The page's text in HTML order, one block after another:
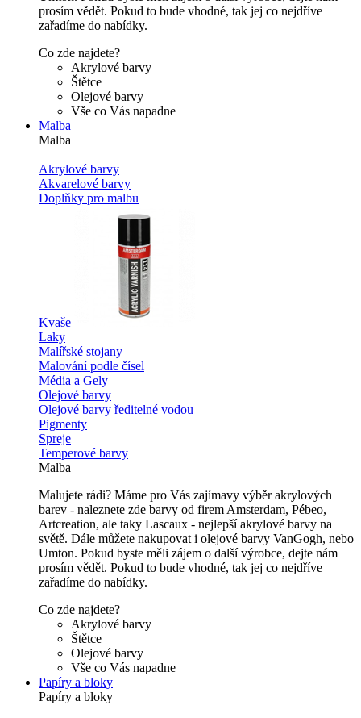
prosím vědět. Pokud to bude vhodné, tak jej co nejdříve
zařadíme do nabídky.
Co zde najdete?
Akrylové barvy
Štětce
Olejové barvy
Vše co Vás napadne
Malba
Malba
Akrylové barvy
Akvarelové barvy
Doplňky pro malbu
Kvaše
Laky
Malířské stojany
Malování podle čísel
Média a Gely
Olejové barvy
Olejové barvy ředitelné vodou
Pigmenty
Spreje
Temperové barvy
Malba
Malujete rádi? Máme pro Vás zajímavy výběr akrylových
barev - naleznete zde barvy od firem Amsterdam, Pébeo,
Artcreation, ale taky Lascaux - nejlepší akrylové barvy na
světě. Dále můžete nakupovat i olejové barvy VanGogh, nebo
Umton. Pokud byste měli zájem o další výrobce, dejte nám
prosím vědět. Pokud to bude vhodné, tak jej co nejdříve
zařadíme do nabídky.
Co zde najdete?
Akrylové barvy
Štětce
Olejové barvy
Vše co Vás napadne
Papíry a bloky
Papíry a bloky